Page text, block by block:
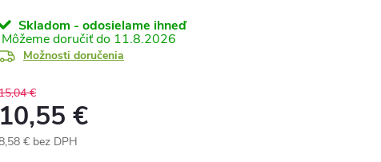
Skladom - odosielame ihneď
11.8.2026
Možnosti doručenia
€
10,55 €
€ bez DPH